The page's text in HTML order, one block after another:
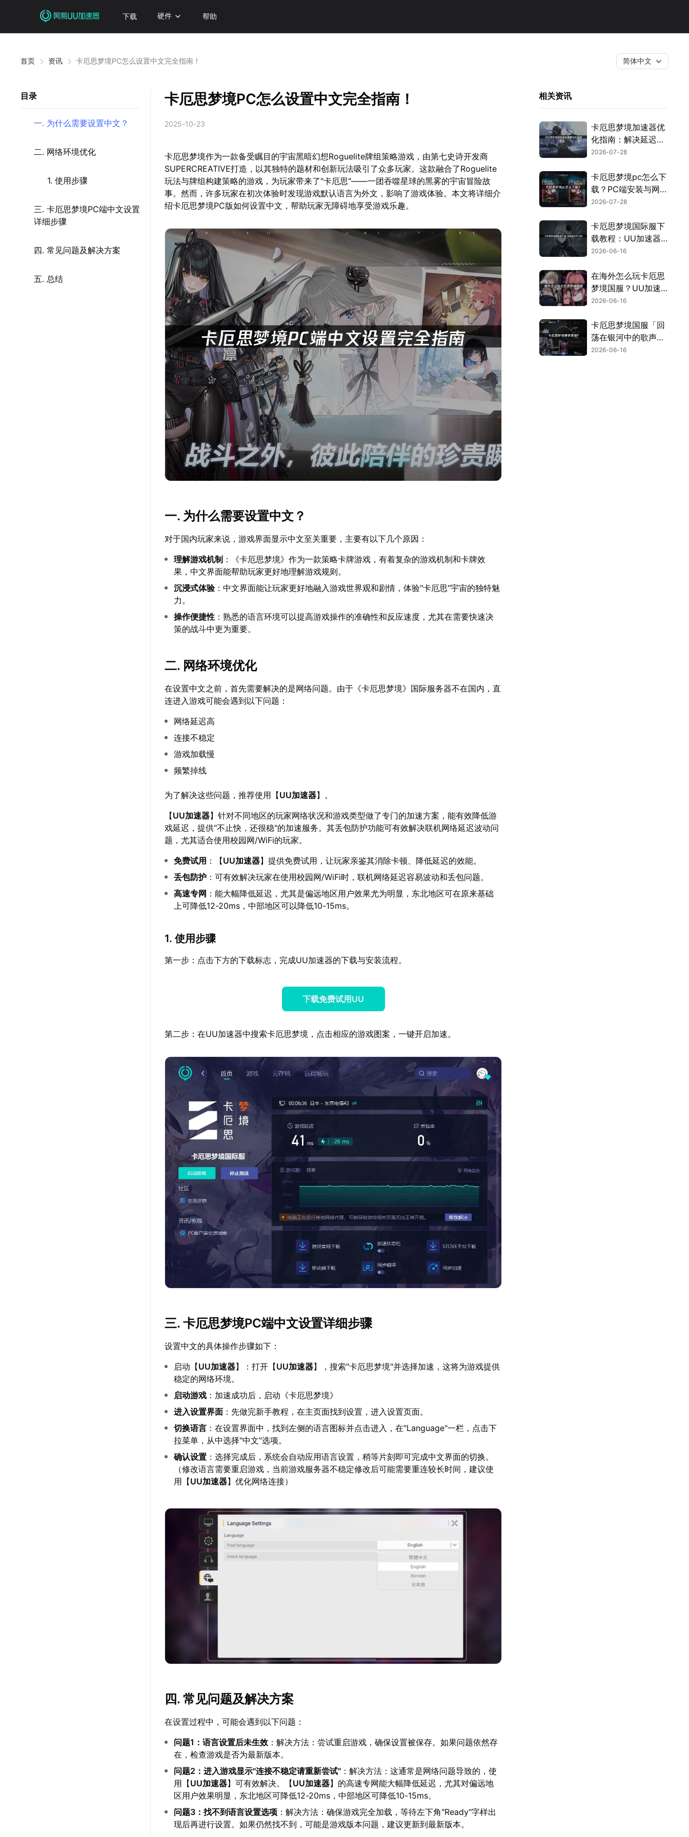
下载 硬件 帮助
首页 资讯 卡厄思梦境PC怎么设置中文完全指南！ 简体中文
目录
一. 为什么需要设置中文？
二. 网络环境优化
1. 使用步骤
三. 卡厄思梦境PC端中文设置
详细步骤
四. 常见问题及解决方案
五. 总结
卡厄思梦境PC怎么设置中文完全指南！
2025-10-23
卡厄思梦境作为一款备受瞩目的宇宙黑暗幻想Roguelite牌组策略游戏，由第七史诗开发商
SUPERCREATIVE打造，以其独特的题材和创新玩法吸引了众多玩家。这款融合了Roguelite
玩法与牌组构建策略的游戏，为玩家带来了"卡厄思"——一团吞噬星球的黑雾的宇宙冒险故
事。然而，许多玩家在初次体验时发现游戏默认语言为外文，影响了游戏体验。本文将详细介
绍卡厄思梦境PC版如何设置中文，帮助玩家无障碍地享受游戏乐趣。
一. 为什么需要设置中文？
对于国内玩家来说，游戏界面显示中文至关重要，主要有以下几个原因：
理解游戏机制 ：《卡厄思梦境》作为一款策略卡牌游戏，有着复杂的游戏机制和卡牌效
果，中文界面能帮助玩家更好地理解游戏规则。
沉浸式体验：中文界面能让玩家更好地融入游戏世界观和剧情，体验"卡厄思"宇宙的独特魅
力。
操作便捷性 ：熟悉的语言环境可以提高游戏操作的准确性和反应速度，尤其在需要快速决
策的战斗中更为重要。
二. 网络环境优化
在设置中文之前，首先需要解决的是网络问题。由于《卡厄思梦境》国际服务器不在国内，直
连进入游戏可能会遇到以下问题：
网络延迟高
连接不稳定
游戏加载慢
频繁掉线
为了解决这些问题，推荐使用【UU加速器】。
【UU加速器】针对不同地区的玩家网络状况和游戏类型做了专门的加速方案，能有效降低游
戏延迟，提供"不止快，还很稳"的加速服务。其丢包防护功能可有效解决联机网络延迟波动问
题，尤其适合使用校园网/WiFi的玩家。
免费试用 ：【UU加速器】提供免费试用，让玩家亲鉴其消除卡顿、降低延迟的效能。
丢包防护 ：可有效解决玩家在使用校园网/WiFi时，联机网络延迟容易波动和丢包问题。
高速专网 ：能大幅降低延迟，尤其是偏远地区用户效果尤为明显，东北地区可在原来基础
上可降低12-20ms，中部地区可以降低10-15ms。
1. 使用步骤
第一步：点击下方的下载标志，完成UU加速器的下载与安装流程。
下载免费试用UU
第二步：在UU加速器中搜索卡厄思梦境，点击相应的游戏图案，一键开启加速。
三. 卡厄思梦境PC端中文设置详细步骤
设置中文的具体操作步骤如下：
启动【UU加速器】：打开【UU加速器】，搜索"卡厄思梦境"并选择加速，这将为游戏提供
稳定的网络环境。
启动游戏 ：加速成功后，启动《卡厄思梦境》
进入设置界面 ：先做完新手教程，在主页面找到设置，进入设置页面。
切换语言 ：在设置界面中，找到左侧的语言图标并点击进入，在"Language"一栏，点击下
拉菜单，从中选择"中文"选项。
确认设置 ：选择完成后，系统会自动应用语言设置，稍等片刻即可完成中文界面的切换。
（修改语言需要重启游戏，当前游戏服务器不稳定修改后可能需要重连较长时间，建议使
用【UU加速器】优化网络连接）
四. 常见问题及解决方案
在设置过程中，可能会遇到以下问题：
问题1：语言设置后未生效 ：解决方法：尝试重启游戏，确保设置被保存。如果问题依然存
在，检查游戏是否为最新版本。
问题2：进入游戏显示"连接不稳定请重新尝试" ：解决方法：这通常是网络问题导致的，使
用【UU加速器】可有效解决。【UU加速器】的高速专网能大幅降低延迟，尤其对偏远地
区用户效果明显，东北地区可降低12-20ms，中部地区可降低10-15ms。
问题3：找不到语言设置选项 ：解决方法：确保游戏完全加载，等待左下角"Ready"字样出
现后再进行设置。如果仍然找不到，可能是游戏版本问题，建议更新到最新版本。
相关资讯
卡厄思梦境加速器优
化指南：解决延迟卡
顿！
2026-07-28
卡厄思梦境pc怎么下
载？PC端安装与网络
优化指南！
2026-07-28
卡厄思梦境国际服下
载教程：UU加速器
助你畅玩！
2026-06-16
在海外怎么玩卡厄思
梦境国服？UU加速
器专属优化畅玩无
2026-06-16
卡厄思梦境国服「回
荡在银河中的歌声」
上线！赛季限定主战
2026-06-16